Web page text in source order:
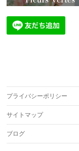
プライバシーポリシー
サイトマップ
ブログ